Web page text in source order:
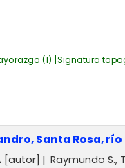
(1) Signatura
Santa Rosa,
[autor] Raymundo S.,